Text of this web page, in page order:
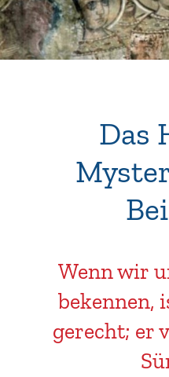
Das
Wenn wir
bekennen,
gerecht; er